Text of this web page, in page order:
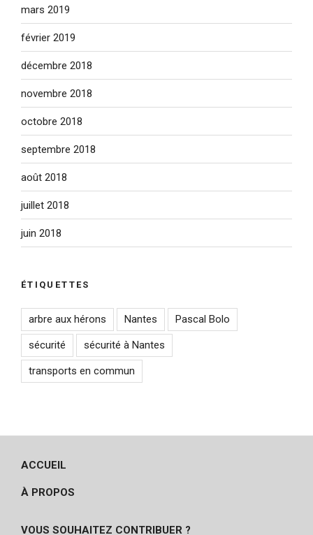
mars 2019
février 2019
décembre 2018
novembre 2018
octobre 2018
septembre 2018
août 2018
juillet 2018
juin 2018
ÉTIQUETTES
arbre aux hérons Nantes Pascal Bolo
sécurité sécurité à Nantes
transports en commun
ACCUEIL
À PROPOS
VOUS SOUHAITEZ CONTRIBUER ?